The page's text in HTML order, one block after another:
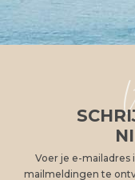
Voer je e-mailadres
mailmeldingen te